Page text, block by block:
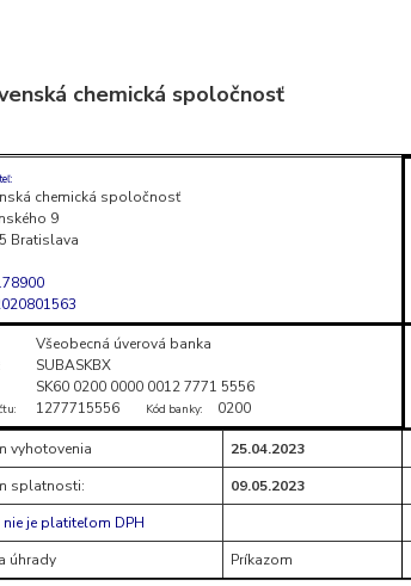
chemická spoločnosť
chemická spoločnosť
9
Bratislava
Všeobecná úverová banka
SUBASKBX
SK60 0200 0000 0012 7771 5556
1277715556 Kód banky: 0200
vyhotovenia
25.04.2023
splatnosti:
09.05.2023
nie je platiteľom DPH
úhrady
Príkazom